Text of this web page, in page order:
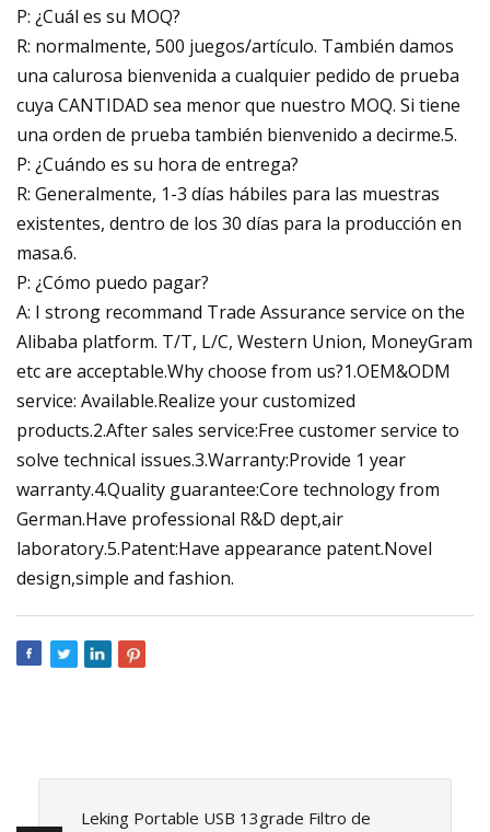
P: ¿Cuál es su MOQ?
R: normalmente, 500 juegos/artículo. También damos
una calurosa bienvenida a cualquier pedido de prueba
cuya CANTIDAD sea menor que nuestro MOQ. Si tiene
una orden de prueba también bienvenido a decirme.5.
P: ¿Cuándo es su hora de entrega?
R: Generalmente, 1-3 días hábiles para las muestras
existentes, dentro de los 30 días para la producción en
masa.6.
P: ¿Cómo puedo pagar?
A: I strong recommand Trade Assurance service on the
Alibaba platform. T/T, L/C, Western Union, MoneyGram
etc are acceptable.Why choose from us?1.OEM&ODM
service: Available.Realize your customized
products.2.After sales service:Free customer service to
solve technical issues.3.Warranty:Provide 1 year
warranty.4.Quality guarantee:Core technology from
German.Have professional R&D dept,air
laboratory.5.Patent:Have appearance patent.Novel
design,simple and fashion.
Leking Portable USB 13grade Filtro de